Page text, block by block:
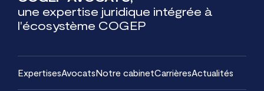
une expertise juridique intégrée à
l'écosystème COGEP
ExpertisesAvocatsNotre cabinetCarrièresActualités